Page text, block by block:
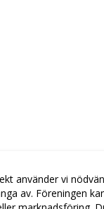
använder vi
av. Föreningen